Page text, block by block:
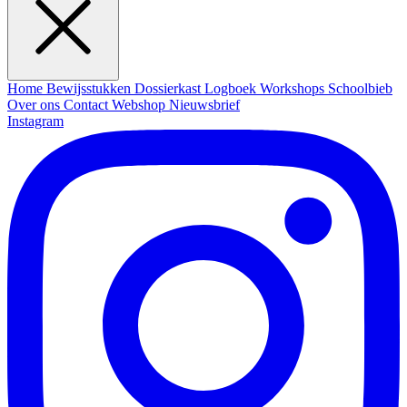
Home Bewijsstukken Dossierkast Logboek Workshops Schoolbieb
Over ons Contact Webshop Nieuwsbrief
Instagram